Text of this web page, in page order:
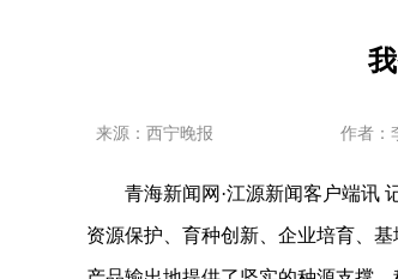
来源：西宁晚报 作者：
青海新闻网·江源新闻客户端讯 记
资源保护、育种创新、企业培育、